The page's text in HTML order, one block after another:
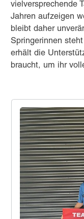
vielversprechende
Jahren aufzeigen
bleibt daher
Springerinnen
erhält die
braucht, um ihr